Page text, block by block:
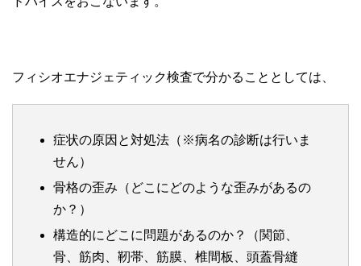
フィシオエナジェティック検査で分かることとしては、
症状の原因と対処法（※病名の診断は行いま
せん）
骨格の歪み（どこにどのような歪みがあるの
か？）
構造的にどこに問題があるのか？（関節、
骨、筋肉、靭帯、筋膜、椎間板、頭蓋骨縫